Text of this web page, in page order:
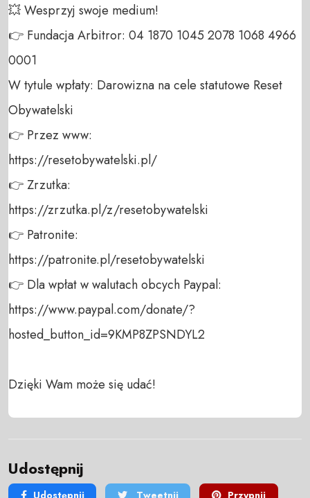
💥 Wesprzyj swoje medium!
👉 Fundacja Arbitror: 04 1870 1045 2078 1068 4966
0001
W tytule wpłaty: Darowizna na cele statutowe Reset
Obywatelski
👉 Przez www:
https://resetobywatelski.pl/
👉 Zrzutka:
https://zrzutka.pl/z/resetobywatelski
👉 Patronite:
https://patronite.pl/resetobywatelski
👉 Dla wpłat w walutach obcych Paypal:
https://www.paypal.com/donate/?
hosted_button_id=9KMP8ZPSNDYL2
Dzięki Wam może się udać!
Udostępnij